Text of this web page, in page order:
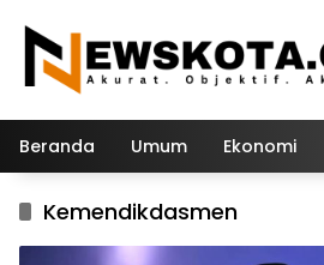
konten
Beranda Umum Ekonomi
Kemendikdasmen